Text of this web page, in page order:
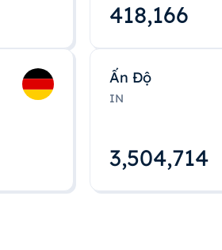
418,167
Ấn Độ
IN
3,504,715